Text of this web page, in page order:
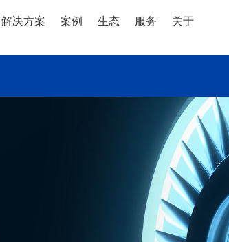
解决方案 案例 生态 服务 关于